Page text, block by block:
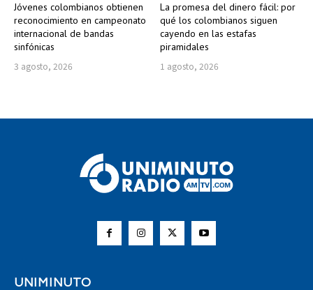
Jóvenes colombianos obtienen
reconocimiento en campeonato
internacional de bandas
sinfónicas
3 agosto, 2026
La promesa del dinero fácil: por
qué los colombianos siguen
cayendo en las estafas
piramidales
1 agosto, 2026
UNIMINUTO